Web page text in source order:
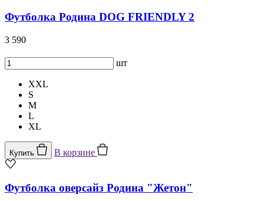
Футболка Родина DOG FRIENDLY 2
3 590
шт
XXL
S
M
L
XL
Купить В корзине
Футболка оверсайз Родина "Жетон"